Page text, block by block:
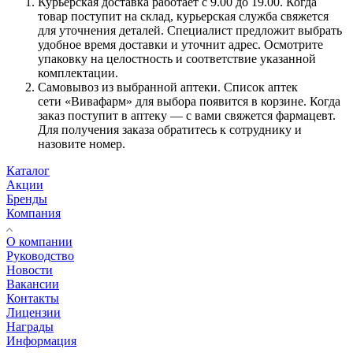
товар поступит на склад, курьерская служба свяжется
для уточнения деталей. Специалист предложит выбрать
удобное время доставки и уточнит адрес. Осмотрите
упаковку на целостность и соответствие указанной
комплектации.
Самовывоз из выбранной аптеки. Список аптек
сети «Вивафарм» для выбора появится в корзине. Когда
заказ поступит в аптеку — с вами свяжется фармацевт.
Для получения заказа обратитесь к сотруднику и
назовите номер.
Каталог
Акции
Бренды
Компания
О компании
Руководство
Новости
Вакансии
Контакты
Лицензии
Награды
Информация